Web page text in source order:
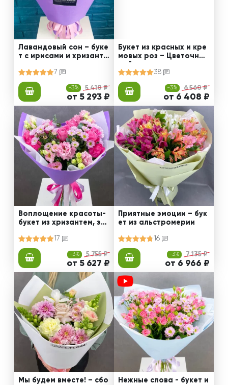
Лавандовый сон – буке
т с ирисами и хризанте
7
-3% 5 410 ₽
от 5 293 ₽
Букет из красных и кре
мовых роз – Цветочный
38
-3% 6 560 ₽
от 6 408 ₽
Воплощение красоты-
букет из хризантем, эус
17
-3% 5 755 ₽
от 5 627 ₽
Приятные эмоции – бук
ет из альстромерии
16
-3% 7 135 ₽
от 6 966 ₽
Мы будем вместе! – сбо
Нежные слова - букет и